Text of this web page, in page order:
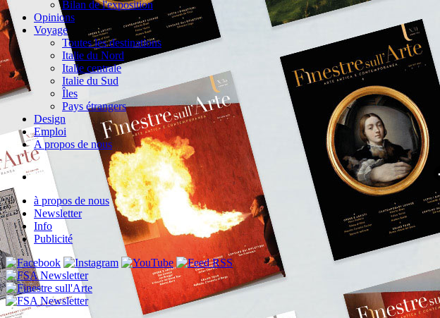
Bilan de l'exposition
Opinions
Voyage
Toutes les destinations
Italie du Nord
Italie centrale
Italie du Sud
Îles
Pays étrangers
Design
Emploi
A propos de nous
à propos de nous
Newsletter
Info
Publicité